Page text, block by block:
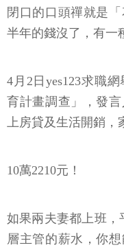
閉口的口頭禪就是
半年的錢沒了，有一
4月2日yes123求職
育計畫調查」，發
上房貸及生活開銷
10萬2210元！
如果兩夫妻都上班，
層主管的薪水，你